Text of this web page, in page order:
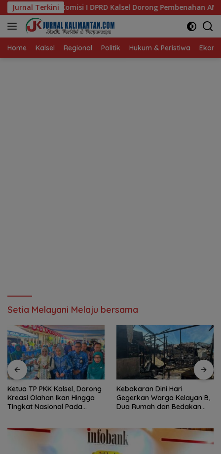
Langsung
ke
konten
Jurnal Terkini
Kalsel Dorong Pembenahan AMKS Hasanuddin
Home Kalsel Regional Politik Hukum & Peristiwa
Setia Melayani Melaju bersama
Ketua TP PKK Kalsel, Dorong
Kreasi Olahan Ikan Hingga
Tingkat Nasional Pada
Kebakaran Dini Hari
Gegerkan Warga Kelayan B,
Dua Rumah dan Bedakan